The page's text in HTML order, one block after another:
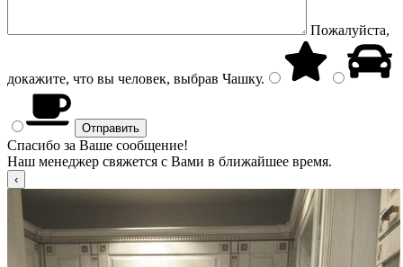
Пожалуйста,
докажите, что вы человек, выбрав Чашку.
Спасибо за Ваше сообщение!
Наш менеджер свяжется с Вами в ближайшее время.